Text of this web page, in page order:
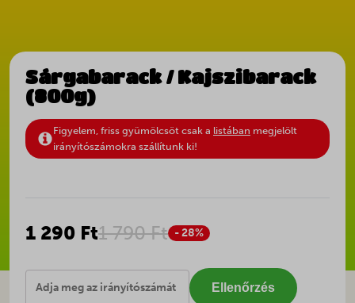
Sárgabarack / Kajszibarack
(800g)
Figyelem, friss gyümölcsöt csak a listában megjelölt
irányítószámokra szállítunk ki!
1 290 Ft1 790 Ft - 28%
Ellenőrzés